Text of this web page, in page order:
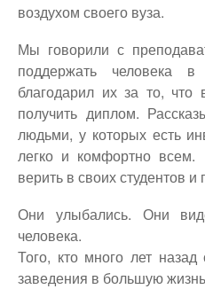
воздухом своего вуза.
Мы говорили с
поддержать человека
благодарил их за то, что
получить диплом.
людьми, у которых есть
легко и комфортно
верить в своих студентов
Они улыбались. Они
человека.
Того, кто много лет назад
заведения в большую